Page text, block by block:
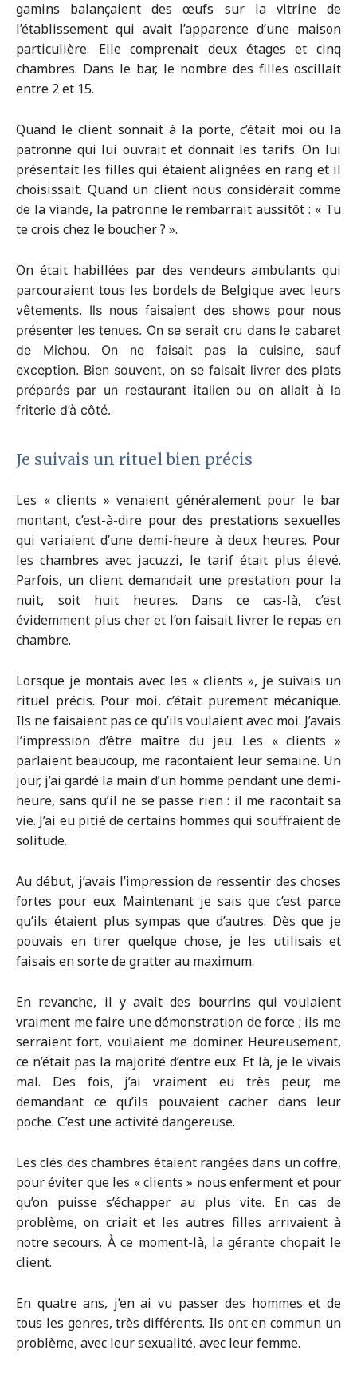
gamins balançaient des œufs sur la vitrine de
l’établissement qui avait l’apparence d’une maison
particulière. Elle comprenait deux étages et cinq
chambres. Dans le bar, le nombre des filles oscillait
entre 2 et 15.
Quand le client sonnait à la porte, c’était moi ou la
patronne qui lui ouvrait et donnait les tarifs. On lui
présentait les filles qui étaient alignées en rang et il
choisissait. Quand un client nous considérait comme
de la viande, la patronne le rembarrait aussitôt : « Tu
te crois chez le boucher ? ».
On était habillées par des vendeurs ambulants qui
parcouraient tous les bordels de Belgique avec leurs
vêtements. Ils nous faisaient des shows pour nous
présenter les tenues. On se serait cru dans le cabaret
de Michou. On ne faisait pas la cuisine, sauf
exception. Bien souvent, on se faisait livrer des plats
préparés par un restaurant italien ou on allait à la
friterie d’à côté.
Je suivais un rituel bien précis
Les « clients » venaient généralement pour le bar
montant, c’est-à-dire pour des prestations sexuelles
qui variaient d’une demi-heure à deux heures. Pour
les chambres avec jacuzzi, le tarif était plus élevé.
Parfois, un client demandait une prestation pour la
nuit, soit huit heures. Dans ce cas-là, c’est
évidemment plus cher et l’on faisait livrer le repas en
chambre.
Lorsque je montais avec les « clients », je suivais un
rituel précis. Pour moi, c’était purement mécanique.
Ils ne faisaient pas ce qu’ils voulaient avec moi. J’avais
l’impression d’être maître du jeu. Les « clients »
parlaient beaucoup, me racontaient leur semaine. Un
jour, j’ai gardé la main d’un homme pendant une demi-
heure, sans qu’il ne se passe rien : il me racontait sa
vie. J’ai eu pitié de certains hommes qui souffraient de
solitude.
Au début, j’avais l’impression de ressentir des choses
fortes pour eux. Maintenant je sais que c’est parce
qu’ils étaient plus sympas que d’autres. Dès que je
pouvais en tirer quelque chose, je les utilisais et
faisais en sorte de gratter au maximum.
En revanche, il y avait des bourrins qui voulaient
vraiment me faire une démonstration de force ; ils me
serraient fort, voulaient me dominer. Heureusement,
ce n’était pas la majorité d’entre eux. Et là, je le vivais
mal. Des fois, j’ai vraiment eu très peur, me
demandant ce qu’ils pouvaient cacher dans leur
poche. C’est une activité dangereuse.
Les clés des chambres étaient rangées dans un coffre,
pour éviter que les « clients » nous enferment et pour
qu’on puisse s’échapper au plus vite. En cas de
problème, on criait et les autres filles arrivaient à
notre secours. À ce moment-là, la gérante chopait le
client.
En quatre ans, j’en ai vu passer des hommes et de
tous les genres, très différents. Ils ont en commun un
problème, avec leur sexualité, avec leur femme.